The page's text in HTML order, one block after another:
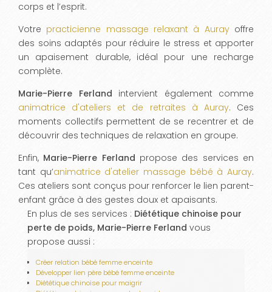
corps et l’esprit.
Votre practicienne massage relaxant à Aurayoffre
des soins adaptés pour réduire le stress et apporter
un apaisement durable, idéal pour une recharge
complète.
Marie-Pierre Ferland intervient également comme
animatrice d'ateliers et de retraites à Auray. Ces
moments collectifs permettent de se recentrer et de
découvrir des techniques de relaxation en groupe.
Enfin, Marie-Pierre Ferland propose des services en
tant qu’animatrice d'atelier massage bébé à Auray.
Ces ateliers sont conçus pour renforcer le lien parent-
enfant grâce à des gestes doux et apaisants.
En plus de ses services : Diététique chinoise pour
perte de poids, Marie-Pierre Ferland vous
propose aussi :
Créer relation bébé femme enceinte
Développer lien père bébé femme enceinte
Diététique chinoise pour maigrir